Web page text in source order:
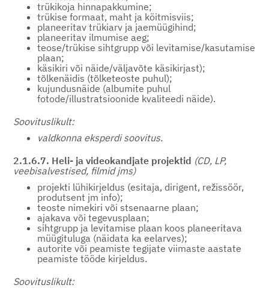
trükikoja hinnapakkumine;
trükise formaat, maht ja köitmisviis;
planeeritav trükiarv ja jaemüügihind;
planeeritav ilmumise aeg;
teose/trükise sihtgrupp või levitamise/kasutamise
plaan;
käsikiri või näide/väljavõte käsikirjast);
tõlkenäidis (tõlketeoste puhul);
kujundusnäide (albumite puhul
fotode/illustratsioonide kvaliteedi näide).
Soovituslikult:
valdkonna eksperdi soovitus.
2.1.6.7. Heli- ja videokandjate projektid (CD, LP,
veebisalvestised, filmid jms)
projekti lühikirjeldus (esitaja, dirigent, režissöör,
produtsent jm info);
teoste nimekiri või stsenaarne plaan;
ajakava või tegevusplaan;
sihtgrupp ja levitamise plaan koos planeeritava
müügituluga (näidata ka eelarves);
autorite või peamiste tegijate viimaste aastate
peamiste tööde kirjeldus.
Soovituslikult: